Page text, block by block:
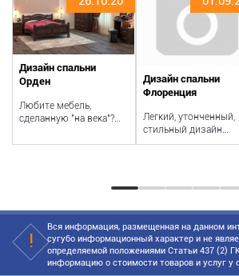
Дизайн спальни
Орден
Любите мебель,
сделанную "на века"?
декоры спальни? Тогда
Дизайн спальни
Флоренция
Легкий, утонченный,
стильный дизайн
спальни с мебелью
Вся информация, размещенная на данном
сугубо информационный характер и не
определяемой положениями Статьи 437 (2)
информацию о стоимости товаров и услуг у